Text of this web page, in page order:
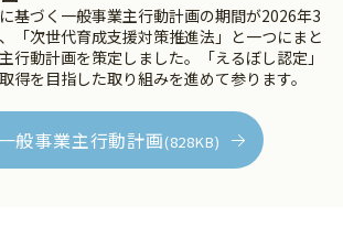
基づく一般事業主行動計画の期間が2026年3
「次世代育成支援対策推進法」と一つにまと
行動計画を策定しました。「えるぼし認定」
得を目指した取り組みを進めて参ります。
一般事業主行動計画(828KB)